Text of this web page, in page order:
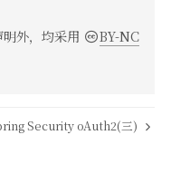
外，均采用
BY-NC
Security oAuth2(三)